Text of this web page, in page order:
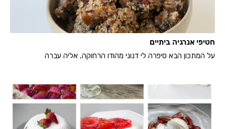
חטיפי אנרגיה ביתיים
על המתכון הבא סיפרה לי דנוני מהודו הרחוקה, אליה עברה